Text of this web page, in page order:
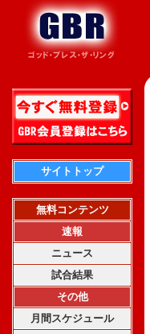
サイトトップ
無料コンテンツ
速報
ニュース
試合結果
その他
月間スケジュール